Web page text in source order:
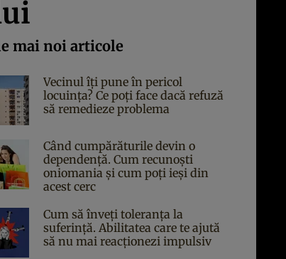
mai noi articole
Vecinul îți pune în pericol
locuința? Ce poți face dacă refuză
să remedieze problema
Când cumpărăturile devin o
dependență. Cum recunoști
oniomania și cum poți ieși din
acest cerc
Cum să înveți toleranța la
suferință. Abilitatea care te ajută
să nu mai reacționezi impulsiv